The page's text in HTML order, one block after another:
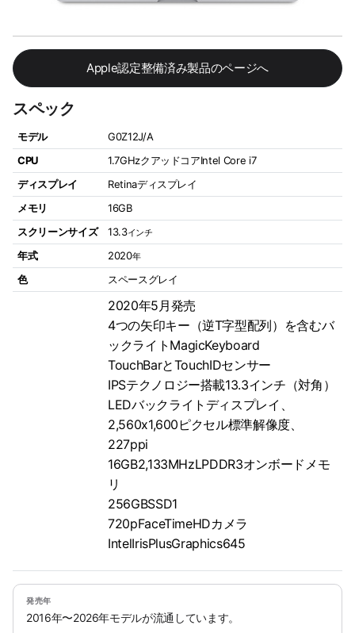
Apple認定整備済み製品のページへ
スペック
モデル
G0Z12J/A
CPU
1.7GHzクアッドコアIntel Core i7
ディスプレイ
Retinaディスプレイ
メモリ
16GB
スクリーンサイズ
13.3インチ
年式 2020年
色 スペースグレイ
2020年5月発売
4つの矢印キー（逆T字型配列）を含むバ
ックライトMagicKeyboard
TouchBarとTouchIDセンサー
IPSテクノロジー搭載13.3インチ（対角）
LEDバックライトディスプレイ、
2,560x1,600ピクセル標準解像度、
227ppi
16GB2,133MHzLPDDR3オンボードメモ
リ
256GBSSD1
720pFaceTimeHDカメラ
IntelIrisPlusGraphics645
発売年
2016年〜2026年モデルが流通しています。